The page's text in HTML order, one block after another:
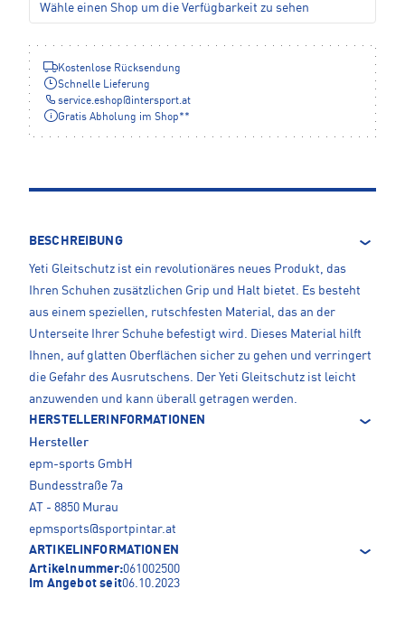
Wähle einen Shop um die Verfügbarkeit zu sehen
Kostenlose Rücksendung
Schnelle Lieferung
service.eshop@intersport.at
Gratis Abholung im Shop**
BESCHREIBUNG
Yeti Gleitschutz ist ein revolutionäres neues Produkt, das
Ihren Schuhen zusätzlichen Grip und Halt bietet. Es besteht
aus einem speziellen, rutschfesten Material, das an der
Unterseite Ihrer Schuhe befestigt wird. Dieses Material hilft
Ihnen, auf glatten Oberflächen sicher zu gehen und verringert
die Gefahr des Ausrutschens. Der Yeti Gleitschutz ist leicht
anzuwenden und kann überall getragen werden.
HERSTELLERINFORMATIONEN
Hersteller
epm-sports GmbH
Bundesstraße 7a
AT - 8850 Murau
epmsports@sportpintar.at
ARTIKELINFORMATIONEN
Artikelnummer:061002500
Im Angebot seit06.10.2023